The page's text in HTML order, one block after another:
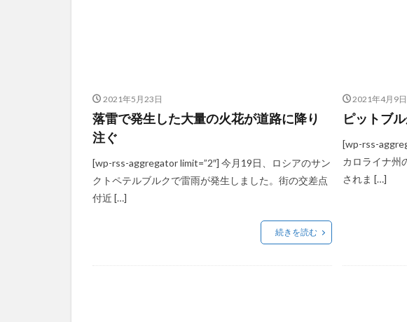
2021年5月23日
落雷で発生した大量の火花が道路に降り
注ぐ
[wp-rss-aggregator limit=”2″] 今月19日、ロシアのサン
クトペテルブルクで雷雨が発生しました。街の交差点
付近 […]
続きを読む
2021年4月9日
ピットブ
[wp-rss-
カロライナ州
されま […]